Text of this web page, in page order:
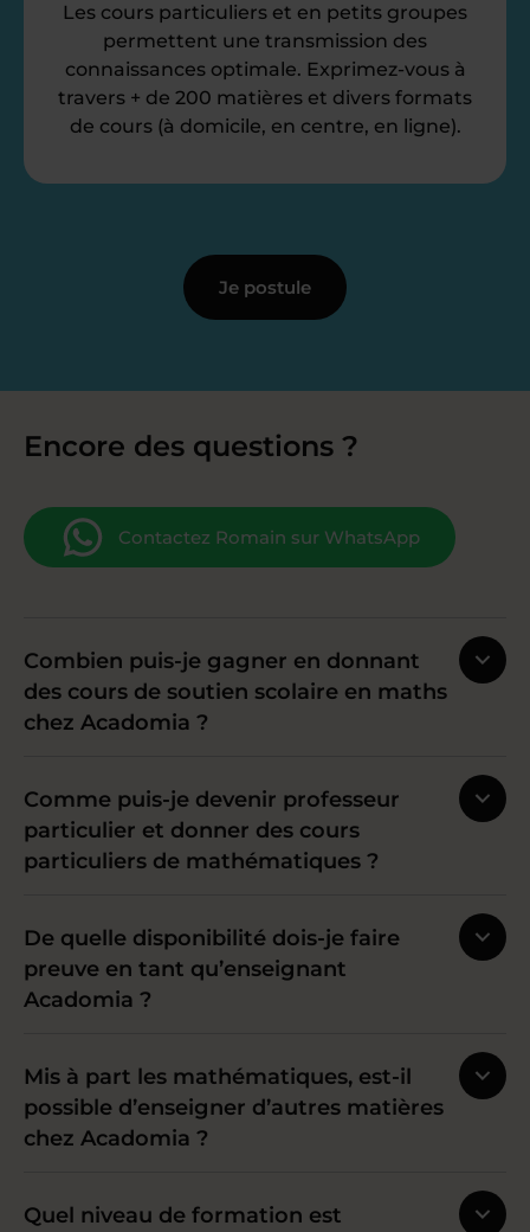
Les cours particuliers et en petits groupes
permettent une transmission des
connaissances optimale. Exprimez-vous à
travers + de 200 matières et divers formats
de cours (à domicile, en centre, en ligne).
Je postule
Encore des questions ?
Contactez Romain sur WhatsApp
Combien puis-je gagner en donnant
des cours de soutien scolaire en maths
chez Acadomia ?
Comme puis-je devenir professeur
particulier et donner des cours
particuliers de mathématiques ?
De quelle disponibilité dois-je faire
preuve en tant qu’enseignant
Acadomia ?
Mis à part les mathématiques, est-il
possible d’enseigner d’autres matières
chez Acadomia ?
Quel niveau de formation est